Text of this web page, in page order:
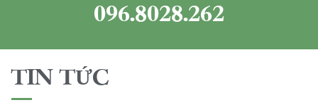
096.8028.262
TIN TỨC